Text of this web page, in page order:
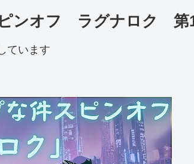
ンオフ ラグナロク 第
ています